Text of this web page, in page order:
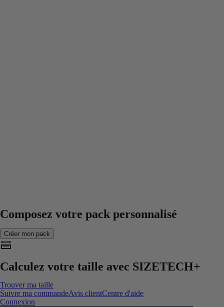
Composez votre pack personnalisé
Créer mon pack
Calculez votre taille avec SIZETECH+
Trouver ma taille
Suivre ma commandeAvis clientCentre d'aide
Connexion